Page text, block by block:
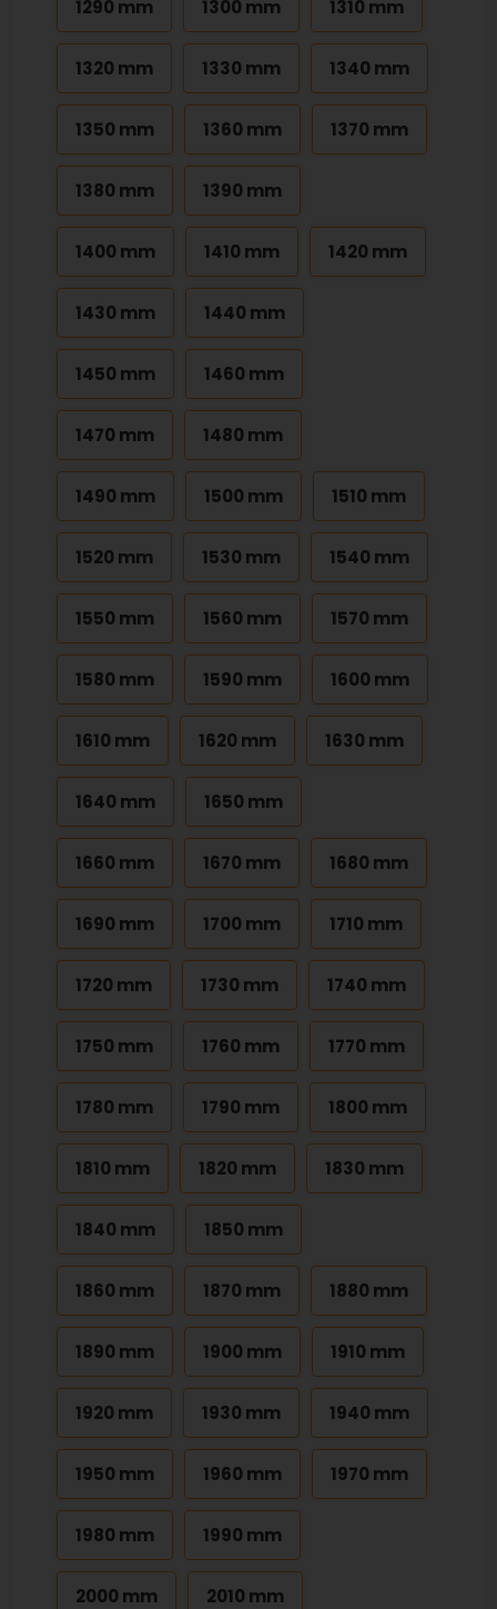
1290 mm 1300 mm 1310 mm
1320 mm 1330 mm 1340 mm
1350 mm 1360 mm 1370 mm
1380 mm 1390 mm
1400 mm 1410 mm 1420 mm
1430 mm 1440 mm
1450 mm 1460 mm
1470 mm 1480 mm
1490 mm 1500 mm 1510 mm
1520 mm 1530 mm 1540 mm
1550 mm 1560 mm 1570 mm
1580 mm 1590 mm 1600 mm
1610 mm 1620 mm 1630 mm
1640 mm 1650 mm
1660 mm 1670 mm 1680 mm
1690 mm 1700 mm 1710 mm
1720 mm 1730 mm 1740 mm
1750 mm 1760 mm 1770 mm
1780 mm 1790 mm 1800 mm
1810 mm 1820 mm 1830 mm
1840 mm 1850 mm
1860 mm 1870 mm 1880 mm
1890 mm 1900 mm 1910 mm
1920 mm 1930 mm 1940 mm
1950 mm 1960 mm 1970 mm
1980 mm 1990 mm
2000 mm 2010 mm